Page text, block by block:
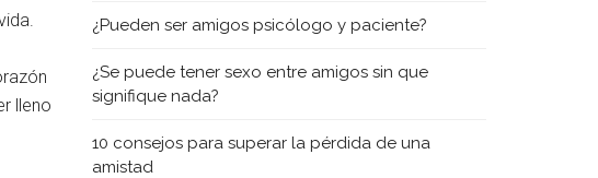
lleno
¿Pueden ser amigos psicólogo y paciente?
¿Se puede tener sexo entre amigos sin que
signifique nada?
10 consejos para superar la pérdida de una
amistad